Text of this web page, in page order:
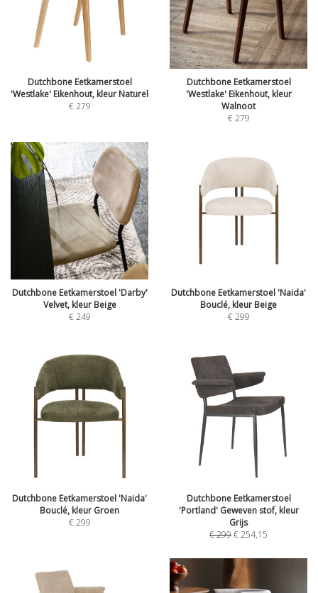
Dutchbone Eetkamerstoel
'Westlake' Eikenhout, kleur Naturel
€279
Dutchbone Eetkamerstoel
'Westlake' Eikenhout, kleur
Walnoot
€279
Dutchbone Eetkamerstoel 'Darby'
Velvet, kleur Beige
€249
Dutchbone Eetkamerstoel 'Naida'
Bouclé, kleur Beige
€299
Dutchbone Eetkamerstoel 'Naida'
Bouclé, kleur Groen
€299
Dutchbone Eetkamerstoel
'Portland' Geweven stof, kleur
Grijs
€299€254,15